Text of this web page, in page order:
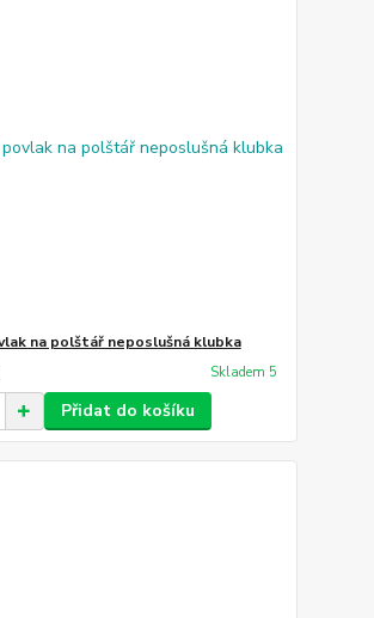
na polštář neposlušná klubka
Skladem 5
Přidat do košíku